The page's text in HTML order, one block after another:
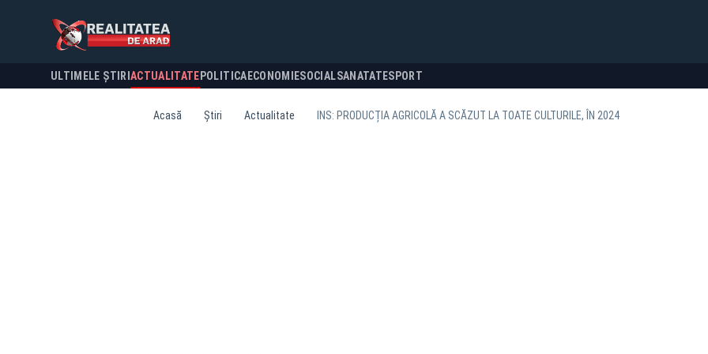
ULTIMELE ȘTIRI ACTUALITATE POLITICA ECONOMIESOCIALSANATATESPORT
Acasă Știri Actualitate INS: PRODUCȚIA AGRICOLĂ A SCĂZUT LA TOATE CULTURILE, ÎN 2024